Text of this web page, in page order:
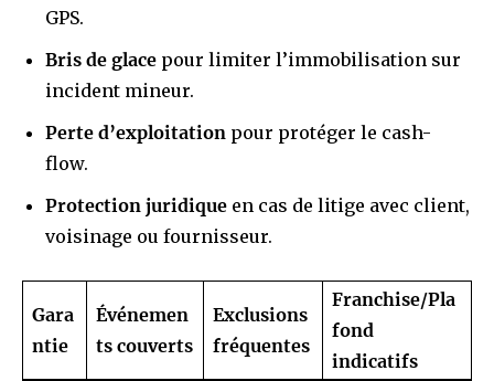
GPS.
Bris de glace pour limiter l’immobilisation sur
incident mineur.
Perte d’exploitation pour protéger le cash-
flow.
Protection juridique en cas de litige avec client,
voisinage ou fournisseur.
Gara
ntie
Événemen
ts couverts
Exclusions
fréquentes
Franchise/Pla
fond
indicatifs